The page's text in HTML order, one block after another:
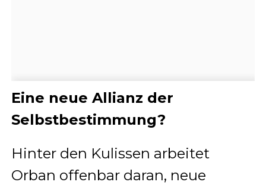
Eine neue Allianz der
Selbstbestimmung?
Hinter den Kulissen arbeitet
Orban offenbar daran, neue